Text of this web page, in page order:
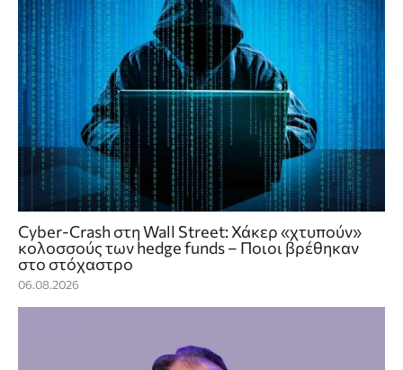
Cyber-Crash στη Wall Street: Χάκερ «χτυπούν»
κολοσσούς των hedge funds – Ποιοι βρέθηκαν
στο στόχαστρο
06.08.2026